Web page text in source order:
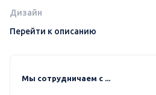
Дизайн
Перейти к описанию
Мы сотрудничаем с ...